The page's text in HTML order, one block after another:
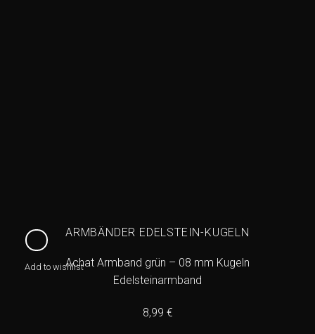
Add to wishlist
ARMBÄNDER EDELSTEIN-KUGELN
Achat Armband grün – 08 mm Kugeln
Edelsteinarmband
8,99 €